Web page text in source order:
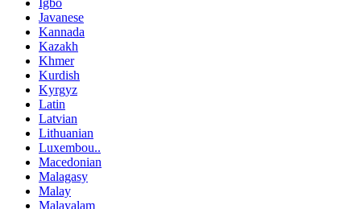
Igbo
Javanese
Kannada
Kazakh
Khmer
Kurdish
Kyrgyz
Latin
Latvian
Lithuanian
Luxembou..
Macedonian
Malagasy
Malay
Malayalam